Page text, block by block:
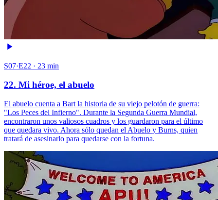
S07·E22 · 23 min
22. Mi héroe, el abuelo
El abuelo cuenta a Bart la historia de su viejo pelotón de guerra:
"Los Peces del Infierno". Durante la Segunda Guerra Mundial,
encontraron unos valiosos cuadros y los guardaron para el último
que quedara vivo. Ahora sólo quedan el Abuelo y Burns, quien
tratará de asesinarlo para quedarse con la fortuna.